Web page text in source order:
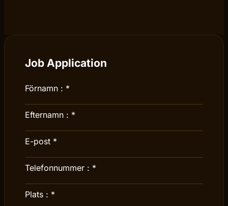
Job Application
Förnamn : *
Efternamn : *
E-post *
Telefonnummer : *
Plats : *